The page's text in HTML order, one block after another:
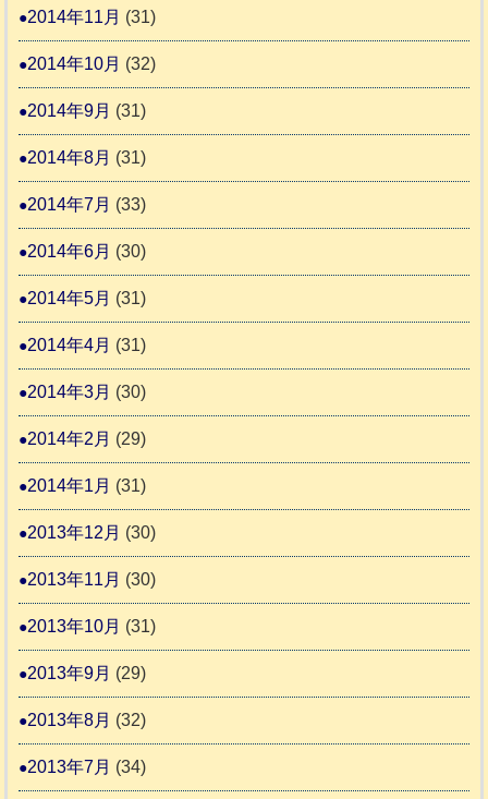
2014年11月 (31)
2014年10月 (32)
2014年9月 (31)
2014年8月 (31)
2014年7月 (33)
2014年6月 (30)
2014年5月 (31)
2014年4月 (31)
2014年3月 (30)
2014年2月 (29)
2014年1月 (31)
2013年12月 (30)
2013年11月 (30)
2013年10月 (31)
2013年9月 (29)
2013年8月 (32)
2013年7月 (34)